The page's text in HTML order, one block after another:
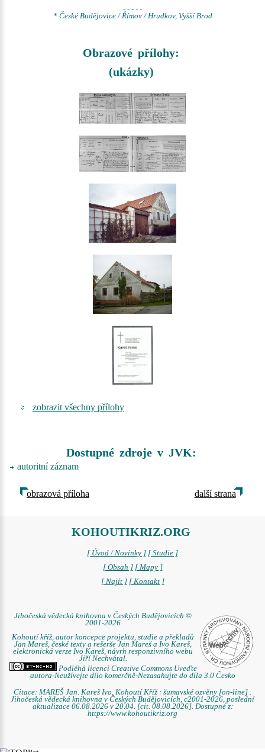
- - - - -
* České Budějovice / Římov / Hrudkov, Vyšší Brod
Obrazové přílohy:
(ukázky)
zobrazit všechny přílohy
Dostupné zdroje v JVK:
autoritní záznam
obrazová příloha další strana
KOHOUTIKRIZ.ORG
[ Úvod / Novinky ] [ Studie ]
[ Obsah ] [ Mapy ]
[ Najít ] [ Kontakt ]
Jihočeská vědecká knihovna v Českých Budějovicích ©
2001-2026
Kohoutí kříž, autor koncepce projektu, studie a překladů
Jan Mareš, české texty a rešerše Jan Mareš a Ivo Kareš,
elektronická verze Ivo Kareš, návrh responzivního webu
Jiří Nechvátal.
Podléhá licenci Creative Commons Uveďte
autora-Neužívejte dílo komerčně-Nezasahujte do díla 3.0 Česko
Citace: MAREŠ Jan. Kareš Ivo. Kohoutí Kříž : šumavské ozvěny [on-line] .
Jihočeská vědecká knihovna v Českých Budějovicích, c2001-2026, poslední
aktualizace 06.08.2026 v 20.04. [cit. 08.08.2026]. Dostupné z:
https://www.kohoutikriz.org